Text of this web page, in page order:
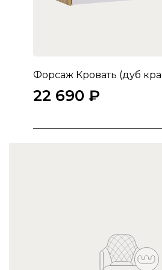
Форсаж Кровать (дуб
22 690 ₽